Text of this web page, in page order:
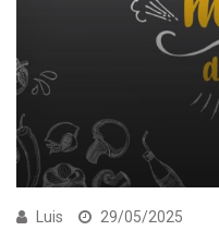
Luis 29/05/2025